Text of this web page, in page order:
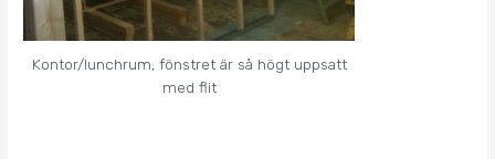
Kontor/lunchrum, fönstret är så högt uppsatt
med flit